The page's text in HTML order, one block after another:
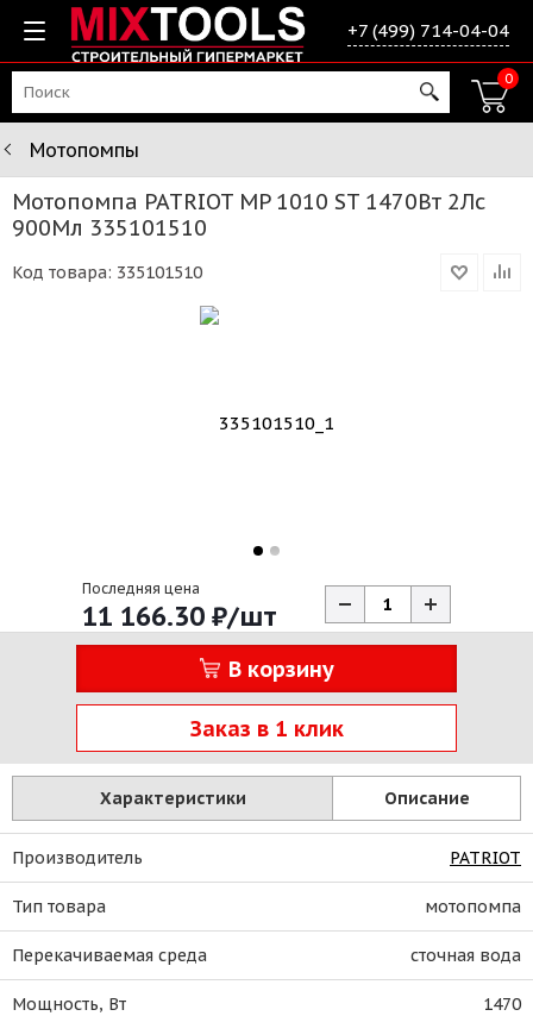
+7 (499) 714-04-04
0
Мотопомпы
Мотопомпа PATRIOT MP 1010 ST 1470Вт 2Лс
900Мл 335101510
Код товара: 335101510
Последняя цена
11 166.30 ₽/шт
В корзину
Заказ в 1 клик
Характеристики Описание
Производитель PATRIOT
Тип товара мотопомпа
Перекачиваемая среда сточная вода
Мощность, Вт 1470